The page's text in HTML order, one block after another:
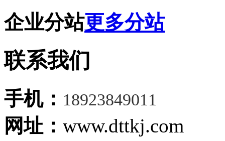
企业分站更多分站
联系我们
手机： 18923849011
网址： www.dttkj.com